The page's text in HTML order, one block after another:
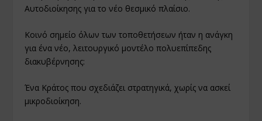
Αυτοδιοίκησης για το νέο θεσμικό πλαίσιο.
Κοινό σημείο όλων των τοποθετήσεων ήταν η ανάγκη
για ένα νέο, λειτουργικό μοντέλο πολυεπίπεδης
διακυβέρνησης:
Ένα Κράτος που σχεδιάζει στρατηγικά, χωρίς να ασκεί
μικροδιοίκηση.